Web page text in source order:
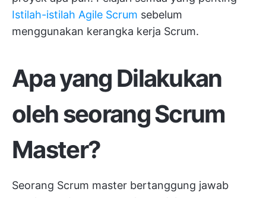
Istilah-istilah Agile Scrum sebelum
menggunakan kerangka kerja Scrum.
Apa yang Dilakukan
oleh seorang Scrum
Master?
Seorang Scrum master bertanggung jawab